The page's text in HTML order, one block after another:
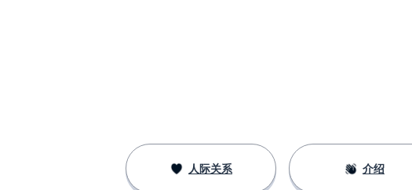
人际关系 介绍